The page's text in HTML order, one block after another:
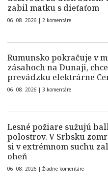
zabil matku s dieťaťom
06. 08. 2026 | 2 komentáre
Rumunsko pokračuje v
zásahoch na Dunaji,
prevádzku elektrárne
06. 08. 2026 | 3 komentáre
Lesné požiare sužujú
polostrov. V Srbsku
si v extrémnom suchu
oheň
06. 08. 2026 | Žiadne komentáre